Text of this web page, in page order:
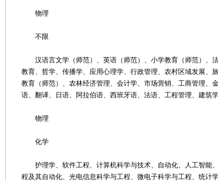
物理
不限
汉语言文学（师范）、英语（师范）、小学教育（师范）、
教育、哲学、传播学、应用心理学、行政管理、农村区域发展、
教育（师范）、农林经济管理、会计学、市场营销、工商管理、
语、翻译、日语、阿拉伯语、西班牙语、法语、工程管理、建筑
物理
化学
护理学、软件工程、计算机科学与技术、自动化、人工智能
程及其自动化、光电信息科学与工程、微电子科学与工程、统计